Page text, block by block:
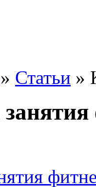
» Статьи »